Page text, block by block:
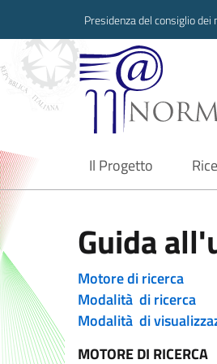
Presidenza del consiglio
Il Progetto
current
Guida
Motore di ricerca
Modalità di ricerca
Modalità di
MOTORE DI RICERCA